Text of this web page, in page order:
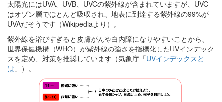
太陽光にはUVA、UVB、UVCの紫外線が含まれていますが、UVC
はオゾン層でほとんど吸収され、地表に到達する紫外線の99%が
UVAだそうです（Wikipediaより）。
紫外線を浴びすぎると皮膚がんや白内障になりやすいことから、
世界保健機構（WHO）が紫外線の強さを指標化したUVインデック
スを定め、対策を推奨しています（気象庁「UVインデックスと
は 」）。